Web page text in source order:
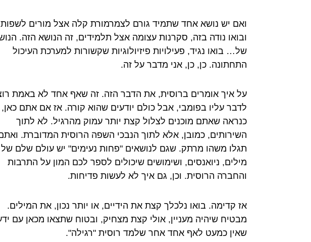
ואם יש נושא אחד שתמיד גורם לצמרמורת קלה אצל מורים
ובואו נודה בזה, סקרנות עצומה אצל תלמידים, זה הנושא הזה.
של… בואו נגיד, פעילויות פיזיולוגיות שקשורות למערכת העיכול
התחתונה. כן, כן, אני מדבר על זה.
על איך אומרים ברוסית, את הדבר הזה. זה שאף אחד לא באמת
לדבר עליו בפומבי, אבל כולם יודעים שהוא קורה. אז אם אתם כאן,
כנראה שאתם מוכנים לצלול קצת יותר עמוק מהרגיל. לא לתוך
השירותים, כמובן, אלא לתוך הנבכי השפה הרוסית המדוברת.
תגלו משהו מרתק. שגם לנושאים "פחות נעימים" יש עולם שלם של
מילים, ניואנסים, ושימושים שיכולים לספר לכם המון על התרבות
והחברה הרוסית. וכן, גם איך לא לעשות פדיחות.
אז קדימה. בואו נלכלך קצת את הידיים, או יותר נכון, את המילים.
מבטיח שיהיה מעניין, אולי קצת מצחיק, ובטוח שתצאו מכאן עם
שאין כמעט לאף אחד אחר שלמד רוסית "רגילה".